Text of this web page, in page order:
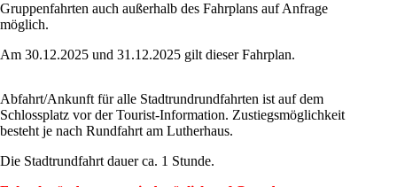
Gruppenfahrten auch außerhalb des Fahrplans auf Anfrage
möglich.
Am 30.12.2025 und 31.12.2025 gilt dieser Fahrplan.
Abfahrt/Ankunft für alle Stadtrundrundfahrten ist auf dem
Schlossplatz vor der Tourist-Information. Zustiegsmöglichkeit
besteht je nach Rundfahrt am Lutherhaus.
Die Stadtrundfahrt dauer ca. 1 Stunde.